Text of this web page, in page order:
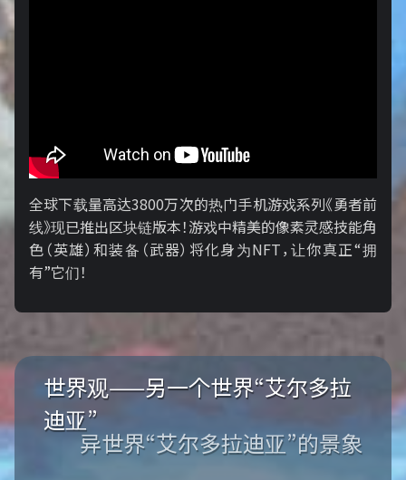
全球下载量高达3800万次的热门手机游戏系列《勇者前
线》现已推出区块链版本！游戏中精美的像素灵感技能角
色（英雄）和装备（武器）将化身为NFT，让你真正“拥
有”它们！
世界观——另一个世界“艾尔多拉
迪亚”
异世界“艾尔多拉迪亚”的景象